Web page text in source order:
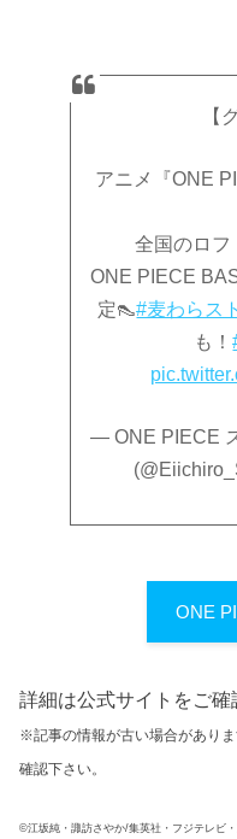
【
アニメ『ONE
全国のロフ
ONE PIECE
定👠#麦わらス
も！
— ONE PIECE
ONE
詳細は公式サイトをご確
※記事の情報が古い場合があり
確認下さい。
©江坂純・諏訪さやか/集英社・フジテレビ